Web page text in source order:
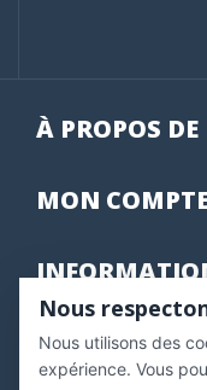
À PROPOS DE
MON
Marchand approuvé
pour vérifier .
Nous
Nous utilisons des
expérience. Vous